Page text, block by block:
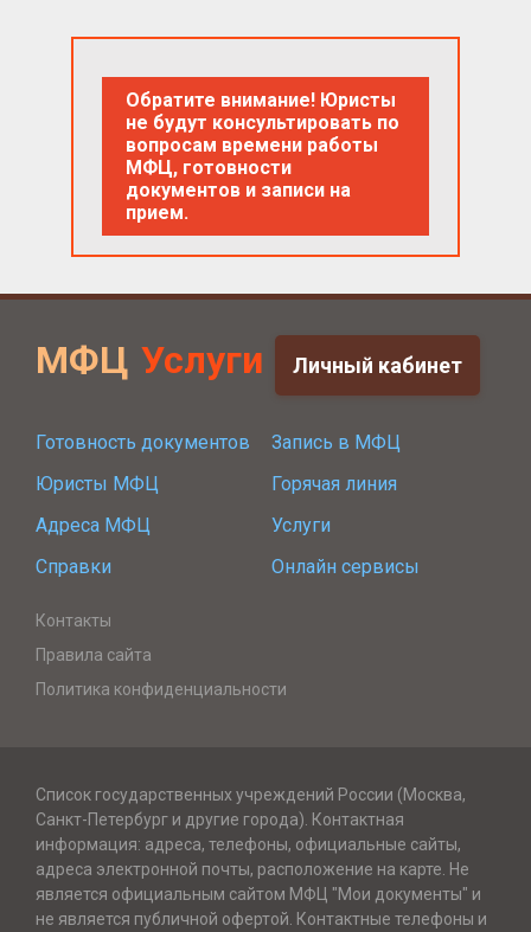
Обратите внимание! Юристы
не будут консультировать по
вопросам времени работы
МФЦ, готовности
документов и записи на
прием.
МФЦ Услуги Личный кабинет
Готовность документов
Запись в МФЦ
Юристы МФЦ
Горячая линия
Адреса МФЦ
Услуги
Справки
Онлайн сервисы
Контакты
Правила сайта
Политика конфиденциальности
Список государственных учреждений России (Москва,
Санкт-Петербург и другие города). Контактная
информация: адреса, телефоны, официальные сайты,
адреса электронной почты, расположение на карте. Не
является официальным сайтом МФЦ "Мои документы" и
не является публичной офертой. Контактные телефоны и